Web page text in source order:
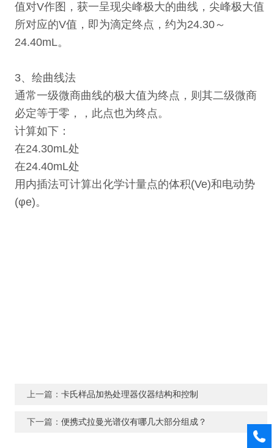
值对V作图，获一呈现尖峰极大的曲线，尖峰极大值
所对应的V值，即为滴定终点，约为24.30～
24.40mL。
3、绘曲线法
通常一级微商曲线的极大值为终点，则其二级微商
必定等于零，
，此点也为终点。
计算如下：
在24.30mL处
在24.40mL处
用内插法可计算出化学计量点的体积(Ve)和电动势
(φe)。
上一篇： 卡氏样品加热处理器仪器结构和控制
下一篇： 便携式拉曼光谱仪有哪几大部分组成？